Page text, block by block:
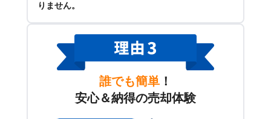
りません。
誰でも簡単 ！
安心＆納得の売却体験